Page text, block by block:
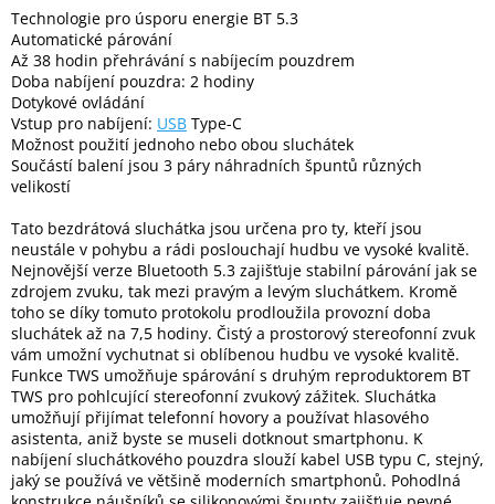
Friday
VÝPRODEJ
Akční
zboží
TONERY
CARTRIDGE
OEM
Sestavy
počítačů
Inpraise
Kamerové
systémy
MILESIGHT
Doprodej
Přihlášení
Technologie pro úsporu energie BT 5.3
Automatické párování
Až 38 hodin přehrávání s nabíjecím pouzdrem
Doba nabíjení pouzdra: 2 hodiny
Dotykové ovládání
Vstup pro nabíjení: USB Type-C
Možnost použití jednoho nebo obou sluchátek
Součástí balení jsou 3 páry náhradních špuntů různých
velikostí
Tato bezdrátová sluchátka jsou určena pro ty, kteří jsou
neustále v pohybu a rádi poslouchají hudbu ve vysoké kvalitě.
Nejnovější verze Bluetooth 5.3 zajišťuje stabilní párování jak se
zdrojem zvuku, tak mezi pravým a levým sluchátkem. Kromě
toho se díky tomuto protokolu prodloužila provozní doba
sluchátek až na 7,5 hodiny. Čistý a prostorový stereofonní zvuk
vám umožní vychutnat si oblíbenou hudbu ve vysoké kvalitě.
Funkce TWS umožňuje spárování s druhým reproduktorem BT
TWS pro pohlcující stereofonní zvukový zážitek. Sluchátka
umožňují přijímat telefonní hovory a používat hlasového
asistenta, aniž byste se museli dotknout smartphonu. K
nabíjení sluchátkového pouzdra slouží kabel USB typu C, stejný,
jaký se používá ve většině moderních smartphonů. Pohodlná